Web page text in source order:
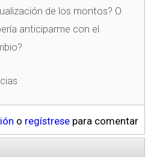
de los montos? O
anticiparme con el
o regístrese para comentar